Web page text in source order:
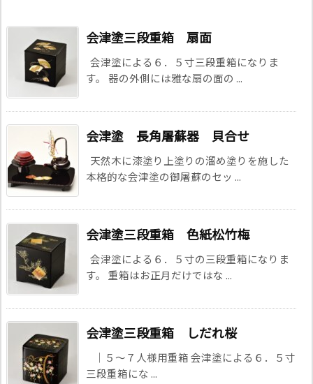
会津塗三段重箱 扇面
会津塗による６．５寸三段重箱になりま
す。 器の外側には雅な扇の面の ...
会津塗 長角屠蘇器 貝合せ
天然木に漆塗り上塗りの溜め塗りを施した
本格的な会津塗の御屠蘇のセッ ...
会津塗三段重箱 色紙松竹梅
会津塗による６．５寸の三段重箱になりま
す。 重箱はお正月だけではな ...
会津塗三段重箱 しだれ桜
｜５～７人様用重箱 会津塗による６．５寸
三段重箱にな ...